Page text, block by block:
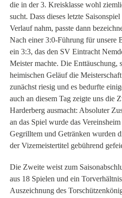
die in der 3. Kreisklasse wohl
sucht. Dass dieses letzte
Verlauf nahm, passte dann
Nach einer 3:0-Führung für unsere
ein 3:3, das den SV Eintracht
Meister machte. Die Enttäuschung,
heimischen Geläuf die
zunächst riesig und es bedurfte
auch an diesem Tag zeigte uns die
Harderberg ausmacht: Absoluter
an das Spiel wurde das
Gegrilltem und Getränken wurden
der Vizemeistertitel gebührend
Die Zweite weist zum
aus 18 Spielen und ein
Auszeichnung des